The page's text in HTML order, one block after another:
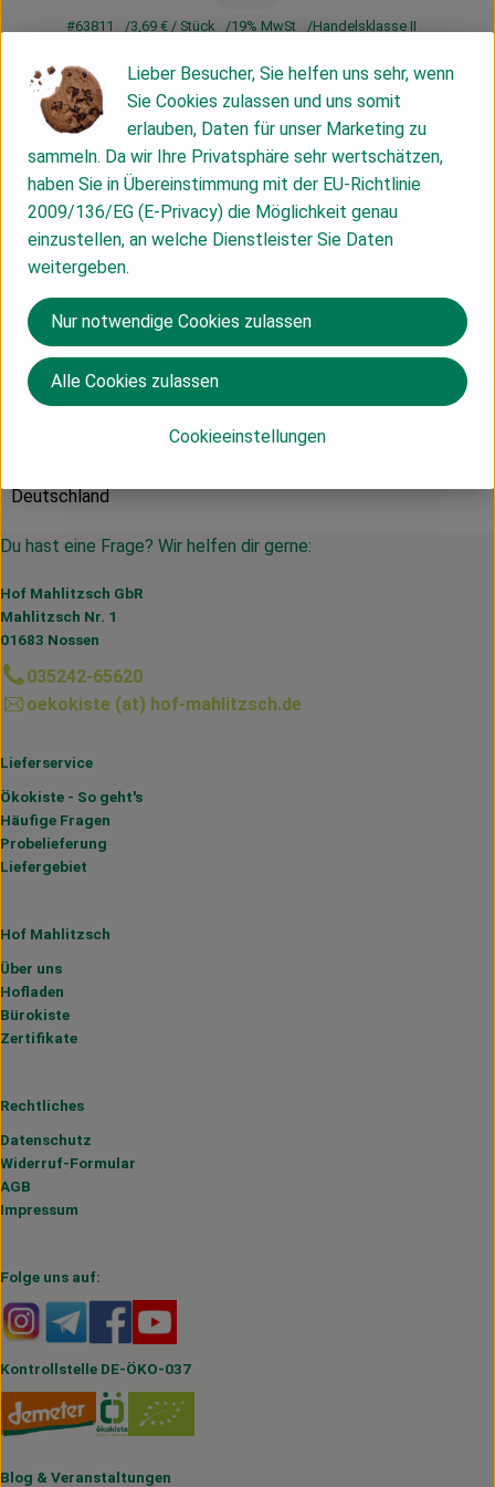
#63811 3,69 €/ Stück 19% MwSt Handelsklasse II
Info Herkunft
Info
Fibre hart 5 cm
Produktinformationen
Herkunft
Deutschland
Du hast eine Frage? Wir helfen dir gerne:
Hof Mahlitzsch GbR
Mahlitzsch Nr. 1
01683 Nossen
035242-65620
oekokiste (at) hof-mahlitzsch.de
Lieferservice
Ökokiste - So geht's
Häufige Fragen
Probelieferung
Liefergebiet
Hof Mahlitzsch
Über uns
Hofladen
Bürokiste
Zertifikate
Rechtliches
Datenschutz
Widerruf-Formular
AGB
Impressum
Folge uns auf:
Externer Link zu https://www.instagram.com/
Externer Link zu https://t.me/s/hofmahlitzsch
Externer Link zu https://www.facebook.com/
Kontrollstelle DE-ÖKO-037
Blog & Veranstaltungen
Lieber Besucher, Sie helfen uns sehr, wenn
Sie Cookies zulassen und uns somit
erlauben, Daten für unser Marketing zu
sammeln. Da wir Ihre Privatsphäre sehr wertschätzen,
haben Sie in Übereinstimmung mit der EU-Richtlinie
2009/136/EG (E-Privacy) die Möglichkeit genau
einzustellen, an welche Dienstleister Sie Daten
weitergeben.
Cookieeinstellungen
Nur notwendige Cookies zulassen
Alle Cookies zulassen